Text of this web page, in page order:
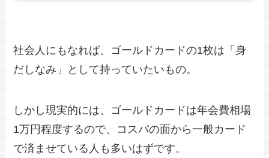
社会人にもなれば、ゴールドカードの1枚は「身
だしなみ」として持っていたいもの。
しかし現実的には、ゴールドカードは年会費相場
1万円程度するので、コスパの面から一般カード
で済ませている人も多いはずです。